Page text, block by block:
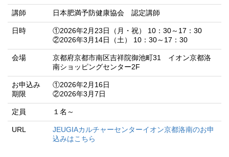
講師 日本肥満予防健康協会 認定講師
日時
①2026年2月23日（月・祝） 10：30～17：30
②2026年3月14日（土） 10：30～17：30
会場
京都府京都市南区吉祥院御池町31 イオン京都洛
南ショッピングセンター2F
お申込み
期限
①2026年2月16日
②2026年3月7日
定員 １名～
URL
JEUGIAカルチャーセンターイオン京都洛南のお申
込みはこちら